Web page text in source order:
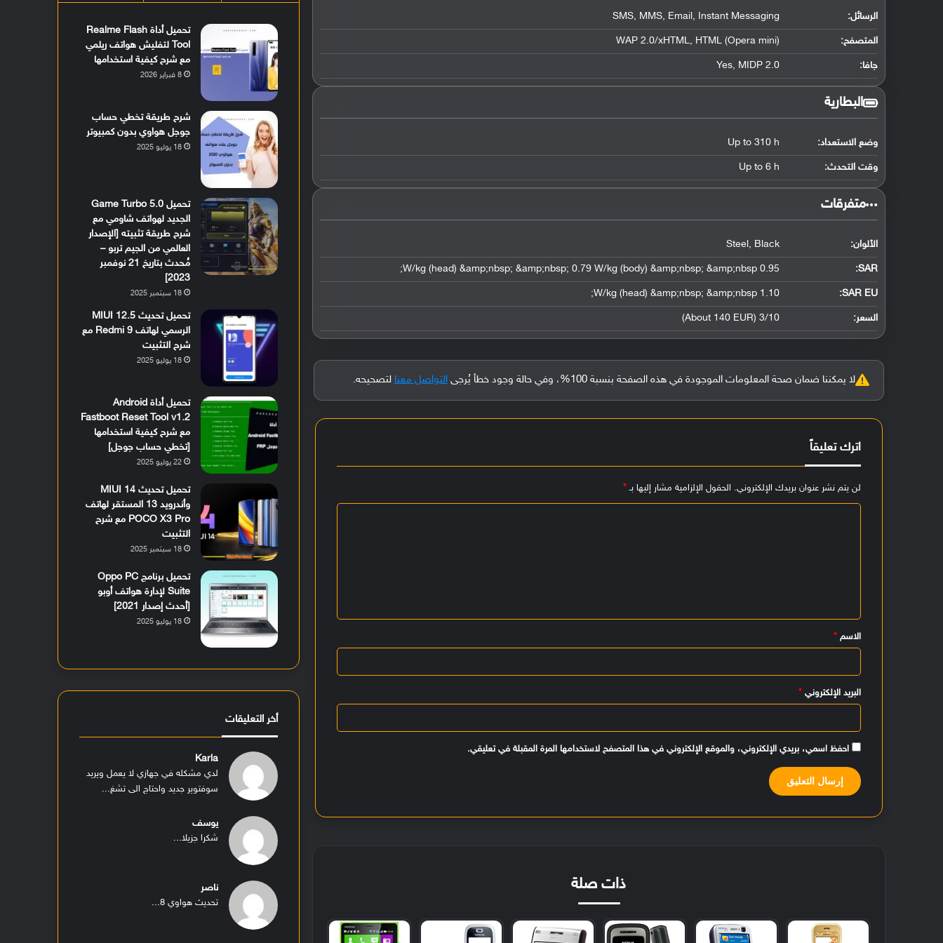
الرسائل: SMS, MMS, Email, Instant Messaging
المتصفح: WAP 2.0/xHTML, HTML (Opera mini)
جافا: Yes, MIDP 2.0
البطارية
وضع الاستعداد: Up to 310 h
وقت التحدث: Up to 6 h
‏متفرقات‏
الألوان: Steel, Black
SAR
:
0.95 W/kg (head) &amp;nbsp; &amp;nbsp; 0.79 W/kg (body) &amp;nbsp; &amp;nbsp;
SAR EU:
1.10 W/kg (head) &amp;nbsp; &amp;nbsp;
السعر: 3/10 (About 140 EUR)
لا يمكننا ضمان صحة المعلومات الموجودة في هذه الصفحة بنسبة 100%، وفي حالة وجود خطأ يُرجى التواصل معنا لتصحيحه.
اترك تعليقاً
لن يتم نشر عنوان بريدك الإلكتروني. الحقول الإلزامية مشار إليها بـ*
الاسم*
البريد الإلكتروني*
احفظ اسمي، بريدي الإلكتروني، والموقع الإلكتروني في هذا المتصفح لاستخدامها المرة المقبلة في تعليقي.
ذات صلة
تحميل أداة Realme Flash
Tool لتفليش هواتف ريلمي
مع شرح كيفية استخدامها
8 فبراير 2026
شرح طريقة تخطي حساب
جوجل هواوي بدون كمبيوتر
18 يوليو 2025
تحميل Game Turbo 5.0
الجديد لهواتف شاومي مع
شرح طريقة تثبيته [الإصدار
العالمي من الجيم تربو –
مُحدث بتاريخ 21 نوفمبر
2023]
18 سبتمبر 2025
تحميل تحديث MIUI 12.5
الرسمي لهاتف Redmi 9 مع
شرح التثبيت
18 يوليو 2025
تحميل أداة Android
Fastboot Reset Tool v1.2
مع شرح كيفية استخدامها
[تخطي حساب جوجل]
22 يوليو 2025
تحميل تحديث MIUI 14
وأندرويد 13 المستقر لهاتف
POCO X3 Pro مع شرح
التثبيت
18 سبتمبر 2025
تحميل برنامج Oppo PC
Suite لإدارة هواتف أوبو
[أحدث إصدار 2021]
18 يوليو 2025
أخر التعليقات
Karla
لدي مشكله في جهازي لا يعمل ويريد
سوفتوير جديد واحتاج الى تشغ...
يوسف
شكرا جزيلا...
ناصر
تحديث هواوي 8...